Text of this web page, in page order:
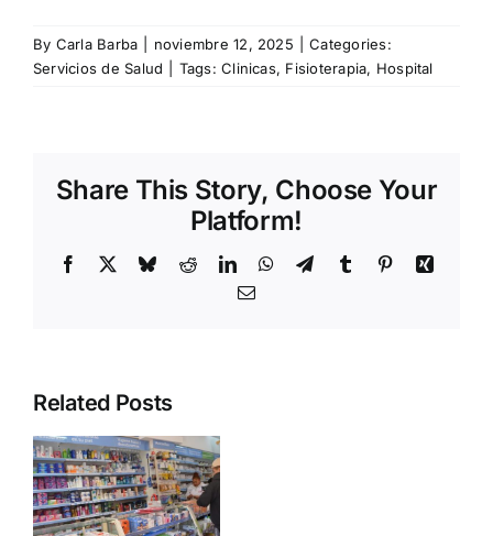
By Carla Barba noviembre 12, 2025
Categories:
Servicios de Salud
Tags:Clinicas, Fisioterapia, Hospital
Share This Story, Choose Your
Platform!
Facebook BlueskyRedditLinkedInWhatsApp
TelegramTumblr PinterestXing
Email
Related Posts